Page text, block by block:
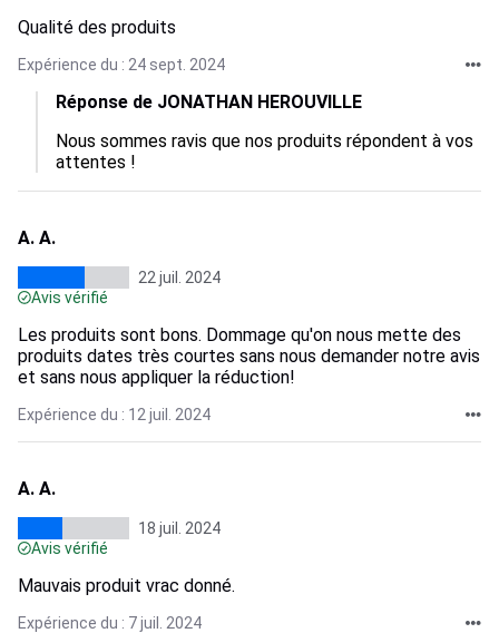
Qualité des produits
Expérience du : 24 sept. 2024
Réponse de JONATHAN HEROUVILLE
Nous sommes ravis que nos produits répondent à vos
attentes !
A. A.
22 juil. 2024
Avis vérifié
Les produits sont bons. Dommage qu'on nous mette des
produits dates très courtes sans nous demander notre avis
et sans nous appliquer la réduction!
Expérience du : 12 juil. 2024
A. A.
18 juil. 2024
Avis vérifié
Mauvais produit vrac donné.
Expérience du : 7 juil. 2024